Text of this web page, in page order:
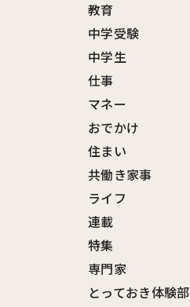
教育
中学受験
中学生
仕事
マネー
おでかけ
住まい
共働き家事
ライフ
連載
特集
専門家
とっておき体験部